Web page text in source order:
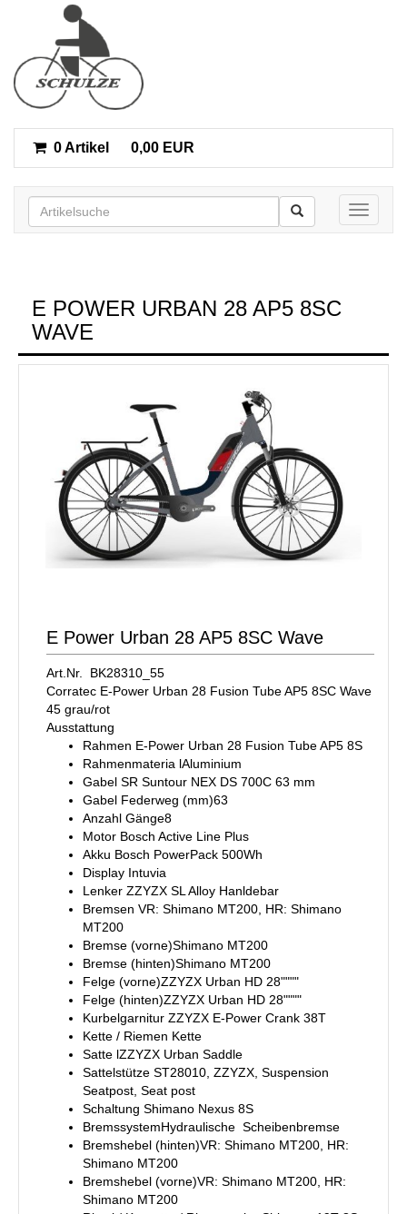
0 Artikel 0,00 EUR
Toggle
E POWER URBAN 28 AP5 8SC
WAVE
E Power Urban 28 AP5 8SC Wave
Art.Nr. BK28310_55
Corratec E-Power Urban 28 Fusion Tube AP5 8SC Wave
45 grau/rot
Ausstattung
Rahmen E-Power Urban 28 Fusion Tube AP5 8S
Rahmenmateria lAluminium
Gabel SR Suntour NEX DS 700C 63 mm
Gabel Federweg (mm)63
Anzahl Gänge8
Motor Bosch Active Line Plus
Akku Bosch PowerPack 500Wh
Display Intuvia
Lenker ZZYZX SL Alloy Hanldebar
Bremsen VR: Shimano MT200, HR: Shimano
MT200
Bremse (vorne)Shimano MT200
Bremse (hinten)Shimano MT200
Felge (vorne)ZZYZX Urban HD 28""""
Felge (hinten)ZZYZX Urban HD 28""""
Kurbelgarnitur ZZYZX E-Power Crank 38T
Kette / Riemen Kette
Satte lZZYZX Urban Saddle
Sattelstütze ST28010, ZZYZX, Suspension
Seatpost, Seat post
Schaltung Shimano Nexus 8S
BremssystemHydraulische Scheibenbremse
Bremshebel (hinten)VR: Shimano MT200, HR:
Shimano MT200
Bremshebel (vorne)VR: Shimano MT200, HR:
Shimano MT200